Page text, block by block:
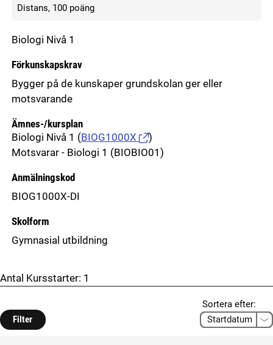
Distans, 100 poäng
Biologi Nivå 1
Förkunskapskrav
Bygger på de kunskaper grundskolan ger eller
motsvarande
Ämnes-/kursplan
Biologi Nivå 1 (BIOG1000X
)
Motsvarar - Biologi 1 (BIOBIO01)
Anmälningskod
BIOG1000X-DI
Skolform
Gymnasial utbildning
Antal Kursstarter: 1
Filter
Sortera efter: